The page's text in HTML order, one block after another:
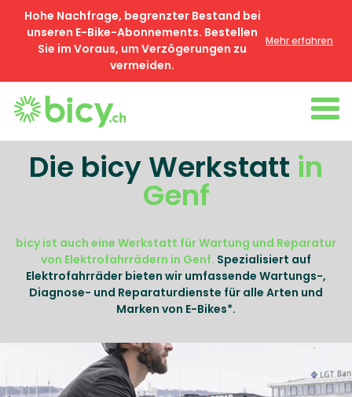
Hohe Nachfrage, begrenzter Bestand bei
unseren E-Bike-Abonnements. Bestellen
Sie im Voraus, um Verzögerungen zu
vermeiden.
Mehr erfahren
Die bicy Werkstatt in
Genf
bicy ist auch eine Werkstatt für Wartung und Reparatur
von Elektrofahrrädern in Genf. Spezialisiert auf
Elektrofahrräder bieten wir umfassende Wartungs-,
Diagnose- und Reparaturdienste für alle Arten und
Marken von E-Bikes*.